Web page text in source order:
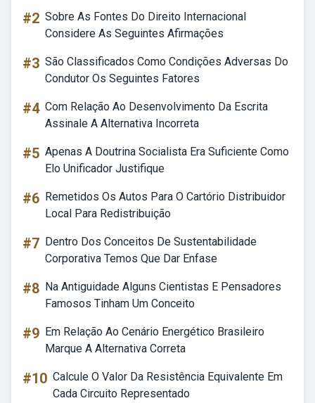
#2 Sobre As Fontes Do Direito Internacional
Considere As Seguintes Afirmações
#3 São Classificados Como Condições Adversas Do
Condutor Os Seguintes Fatores
#4 Com Relação Ao Desenvolvimento Da Escrita
Assinale A Alternativa Incorreta
#5 Apenas A Doutrina Socialista Era Suficiente Como
Elo Unificador Justifique
#6 Remetidos Os Autos Para O Cartório Distribuidor
Local Para Redistribuição
#7 Dentro Dos Conceitos De Sustentabilidade
Corporativa Temos Que Dar Enfase
#8 Na Antiguidade Alguns Cientistas E Pensadores
Famosos Tinham Um Conceito
#9 Em Relação Ao Cenário Energético Brasileiro
Marque A Alternativa Correta
#10 Calcule O Valor Da Resistência Equivalente Em
Cada Circuito Representado